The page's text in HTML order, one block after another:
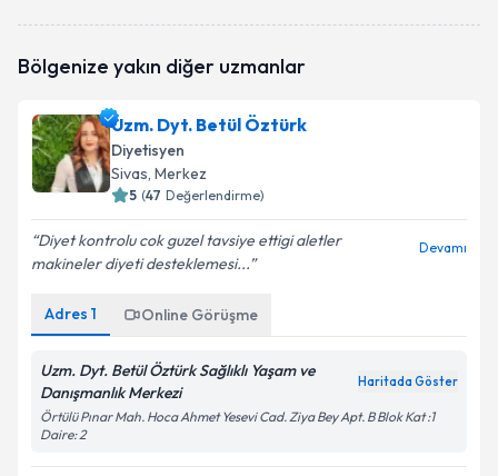
oluşturun. Size bu uzmandan randevu almanız için bir
E-posta Adresiniz
Kişisel verilerimin işlenmesine ilişkin
Aydınlatma
Metni'ni okudum ve kişisel verilerimin belirtilen
Takvim Talebini Gönder
Bölgenize yakın diğer uzmanlar
Uzm. Dyt. Betül Öztürk
Diyetisyen
Sivas, Merkez
5 (47 Değerlendirme)
Diyet kontrolu cok guzel tavsiye ettigi aletler
makineler diyeti desteklemesi...
Devamı
Adres 1 Online Görüşme
Uzm. Dyt. Betül Öztürk Sağlıklı Yaşam ve
Danışmanlık Merkezi
Haritada Göster
Örtülü Pınar Mah. Hoca Ahmet Yesevi Cad. Ziya Bey Apt. B Blok Kat :1
Daire: 2